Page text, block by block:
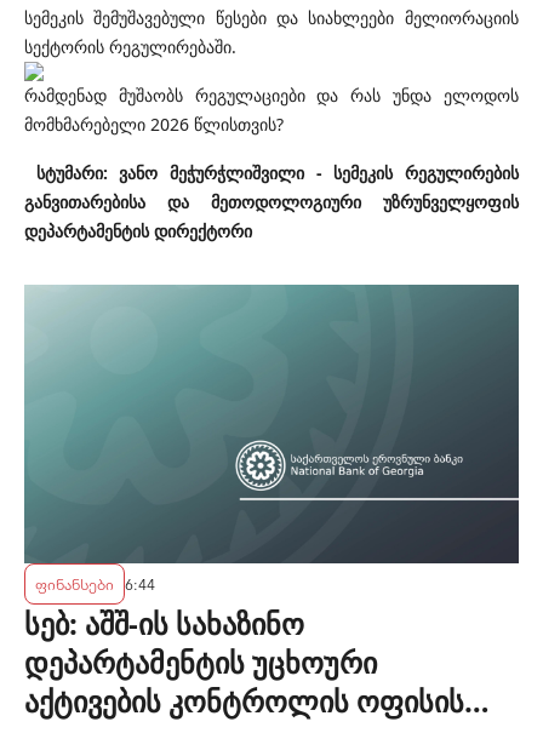
სემეკის შემუშავებული წესები და სიახლეები მელიორაციის
სექტორის რეგულირებაში.
რამდენად მუშაობს რეგულაციები და რას უნდა ელოდოს
მომხმარებელი 2026 წლისთვის?
სტუმარი: ვანო მეჭურჭლიშვილი - სემეკის რეგულირების
განვითარებისა და მეთოდოლოგიური უზრუნველყოფის
დეპარტამენტის დირექტორი
ფინანსები 6:44
სებ: აშშ-ის სახაზინო
დეპარტამენტის უცხოური
აქტივების კონტროლის ოფისის